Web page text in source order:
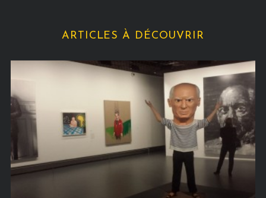
ARTICLES À DÉCOUVRIR